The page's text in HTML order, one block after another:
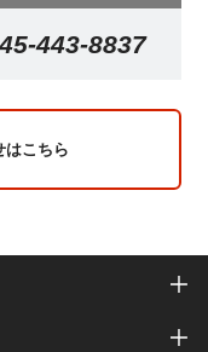
443-8837
はこちら